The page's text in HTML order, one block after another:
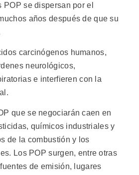
se dispersan por el
años después de que su
carcinógenos humanos,
neurológicos,
e interfieren con la
que se negociarán caen en
químicos industriales y
de la combustión y los
Los POP surgen, entre otras
de emisión, lugares